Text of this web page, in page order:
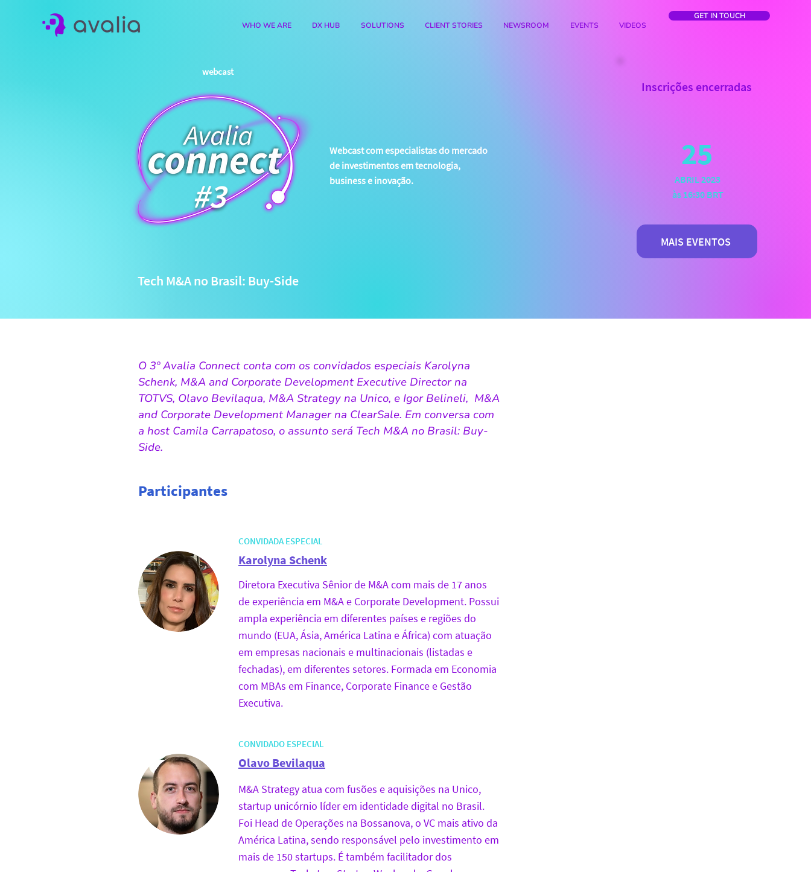
WHO WE ARE DX HUB SOLUTIONS CLIENT STORIES NEWSROOM EVENTS VIDEOS
GET IN TOUCH
Inscrições encerradas
25
ABRIL 2023
às 16:30 BRT
MAIS EVENTOS
webcast
Webcast com especialistas do mercado
de investimentos em tecnologia,
business e inovação.
Tech M&A no Brasil: Buy-Side
O 3º Avalia Connect conta com os convidados especiais Karolyna
Schenk, M&A and Corporate Development Executive Director na
TOTVS, Olavo Bevilaqua, M&A Strategy na Unico, e Igor Belineli, M&A
and Corporate Development Manager na ClearSale. Em conversa com
a host Camila Carrapatoso, o assunto será Tech M&A no Brasil: Buy-
Side.
Participantes
CONVIDADA ESPECIAL
Karolyna Schenk
Diretora Executiva Sênior de M&A com mais de 17 anos
de experiência em M&A e Corporate Development. Possui
ampla experiência em diferentes países e regiões do
mundo (EUA, Ásia, América Latina e África) com atuação
em empresas nacionais e multinacionais (listadas e
fechadas), em diferentes setores. Formada em Economia
com MBAs em Finance, Corporate Finance e Gestão
Executiva.
CONVIDADO ESPECIAL
Olavo Bevilaqua
M&A Strategy atua com fusões e aquisições na Unico,
startup unicórnio líder em identidade digital no Brasil.
Foi Head de Operações na Bossanova, o VC mais ativo da
América Latina, sendo responsável pelo investimento em
mais de 150 startups. É também facilitador dos
#3